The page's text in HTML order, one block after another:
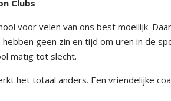
Clubs
voor velen van ons best moeilijk.
hebben geen zin en tijd om uren in de
matig tot slecht.
het totaal anders. Een vriendelijke